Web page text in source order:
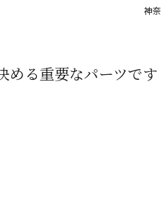
神
める重要なパーツで